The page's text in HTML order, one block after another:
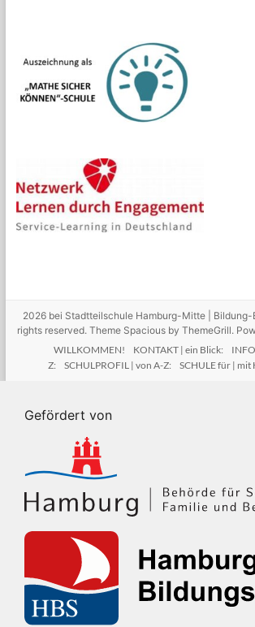
2026 bei Stadtteilschule Hamburg-Mitte |
rights reserved. Theme Spacious by ThemeGrill.
WILLKOMMEN!
KONTAKT | ein Blick:
Z:
SCHULPROFIL | von A-Z: SCHULE für |
Gefördert von